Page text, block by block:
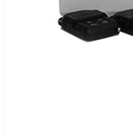
0911 336 111
0982 402 496
thietbianninhviet@gmail.com